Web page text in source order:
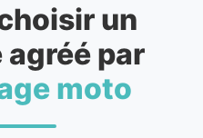
un
par
moto